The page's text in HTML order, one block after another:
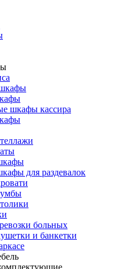
шкафы
шкафы кассира
для раздевалок
больных
и банкетки